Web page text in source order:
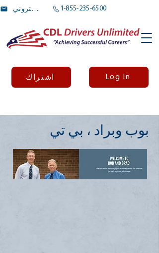
بريد الالكتروني 1-855-235-6500
اشتراك Log In
بوب وبراد ، بي تي